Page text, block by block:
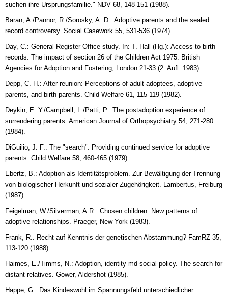
suchen ihre Ursprungsfamilie." NDV 68, 148-151 (1988).
Baran, A./Pannor, R./Sorosky, A. D.: Adoptive parents and the sealed
record controversy. Social Casework 55, 531-536 (1974).
Day, C.: General Register Office study. In: T. Hall (Hg.): Access to birth
records. The impact of section 26 of the Children Act 1975. British
Agencies for Adoption and Fostering, London 21-33 (2. Aufl. 1983).
Depp, C. H.: After reunion: Perceptions of adult adoptees, adoptive
parents, and birth parents. Child Welfare 61, 115-119 (1982).
Deykin, E. Y./Campbell, L./Patti, P.: The postadoption experience of
surrendering parents. American Journal of Orthopsychiatry 54, 271-280
(1984).
DiGuilio, J. F.: The "search": Providing continued service for adoptive
parents. Child Welfare 58, 460-465 (1979).
Ebertz, B.: Adoption als Identitätsproblem. Zur Bewältigung der Trennung
von biologischer Herkunft und sozialer Zugehörigkeit. Lambertus, Freiburg
(1987).
Feigelman, W./Silverman, A.R.: Chosen children. New patterns of
adoptive relationships. Praeger, New York (1983).
Frank, R.. Recht auf Kenntnis der genetischen Abstammung? FamRZ 35,
113-120 (1988).
Haimes, E./Timms, N.: Adoption, identity md social policy. The search for
distant relatives. Gower, Aldershot (1985).
Happe, G.: Das Kindeswohl im Spannungsfeld unterschiedlicher